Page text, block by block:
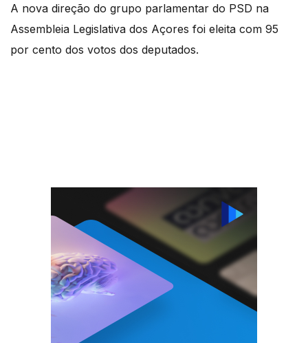
A nova direção do grupo parlamentar do PSD na
Assembleia Legislativa dos Açores foi eleita com 95
por cento dos votos dos deputados.